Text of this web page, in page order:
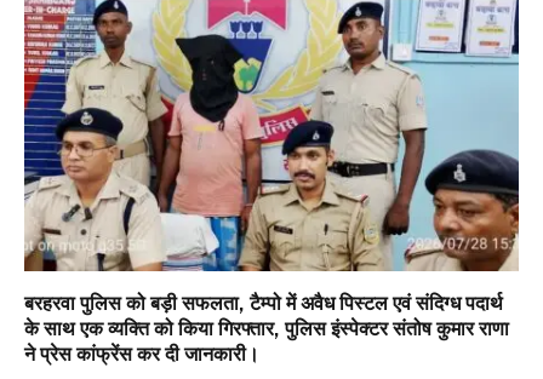
बरहरवा पुलिस को बड़ी सफलता, टैम्पो में अवैध पिस्टल एवं संदिग्ध पदार्थ
के साथ एक व्यक्ति को किया गिरफ्तार, पुलिस इंस्पेक्टर संतोष कुमार राणा
ने प्रेस कांफ्रेंस कर दी जानकारी।